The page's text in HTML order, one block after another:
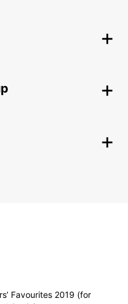
Favourites 2019 (for